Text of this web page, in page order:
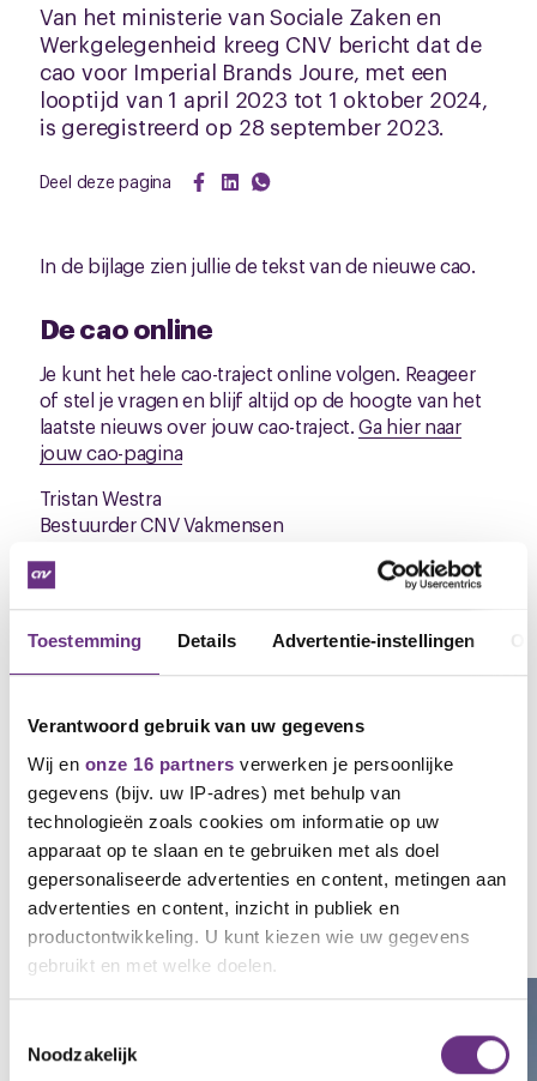
Toestemming Details Advertentie-instellingen
Verantwoord gebruik van uw gegevens
Wij en onze 16 partners verwerken je persoonlijke
gegevens (bijv. uw IP-adres) met behulp van
technologieën zoals cookies om informatie op uw
apparaat op te slaan en te gebruiken met als doel
gepersonaliseerde advertenties en content, metingen aan
advertenties en content, inzicht in publiek en
productontwikkeling. U kunt kiezen wie uw gegevens
gebruikt en met welke doelen.
Informatie verzamelen over uw geografische
Noodzakelijk
Van het ministerie van Sociale Zaken en
Werkgelegenheid kreeg CNV bericht dat de
cao voor Imperial Brands Joure, met een
looptijd van 1 april 2023 tot 1 oktober 2024,
is geregistreerd op 28 september 2023.
Deel deze pagina
In de bijlage zien jullie de tekst van de nieuwe cao.
De cao online
Je kunt het hele cao-traject online volgen. Reageer
of stel je vragen en blijf altijd op de hoogte van het
laatste nieuws over jouw cao-traject.Ga hier naar
jouw cao-pagina
Tristan Westra
Bestuurder CNV Vakmensen
E
Imperial_Brands_Joure_definitief__2023-2024 (.pdf)
Gerelateerd nieuws
Zie al het nieuws